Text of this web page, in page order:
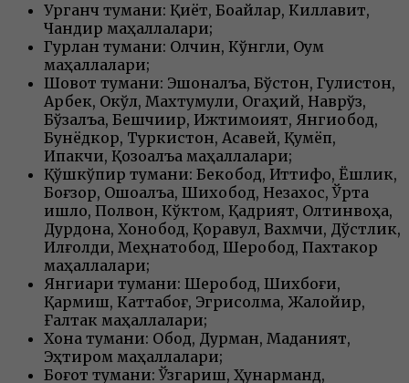
Урганч тумани: Қиёт, Боқайлар, Киллавит,
Чандир маҳаллалари;
Гурлан тумани: Олчин, Кўнгли, Оққум
маҳаллалари;
Шовот тумани: Эшонқалъа, Бўстон, Гулистон,
Арбек, Оқкўл, Махтумқули, Огаҳий, Наврўз,
Бўзқалъа, Бешчиқир, Ижтимоият, Янгиобод,
Бунёдкор, Туркистон, Асавей, Қумёп,
Ипакчи, Қозоққалъа маҳаллалари;
Қўшкўпир тумани: Бекобод, Иттифоқ, Ёшлик,
Боғзор, Ошоққалъа, Шихобод, Незахос, Ўрта
қишлоқ, Полвон, Кўктом, Қадрият, Олтинвоҳа,
Дурдона, Хонобод, Қоравул, Вахмчи, Дўстлик,
Илғолди, Меҳнатобод, Шеробод, Пахтакор
маҳаллалари;
Янгиариқ тумани: Шеробод, Шихбоғи,
Қармиш, Каттабоғ, Эгрисолма, Жалойир,
Ғалтак маҳаллалари;
Хонқа тумани: Обод, Дурман, Маданият,
Эҳтиром маҳаллалари;
Боғот тумани: Ўзгариш, Ҳунарманд,